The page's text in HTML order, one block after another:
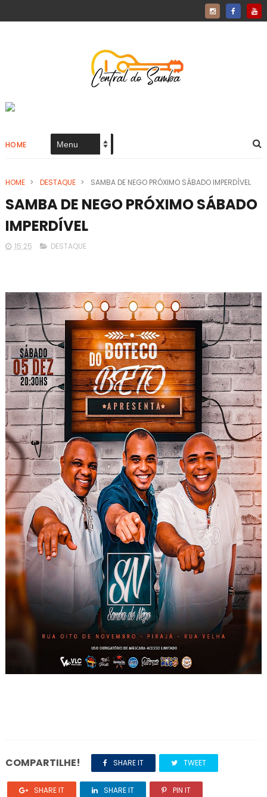
HOME
HOME > DESTAQUE > SAMBA DE NEGO PRÓXIMO SÁBADO IMPERDÍVEL
SAMBA DE NEGO PRÓXIMO SÁBADO
IMPERDÍVEL
15:25 DESTAQUE
COMPARTILHE! SHARE IT TWEET
SHARE IT SHARE IT PIN IT